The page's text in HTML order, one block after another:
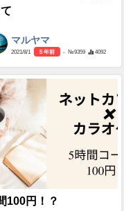
マルヤマ
2021/8/1 5 年前 - №9359 4092
100円！？